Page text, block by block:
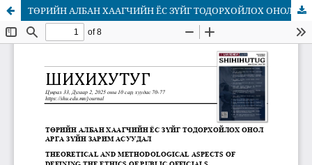
ТӨРИЙН АЛБАН ХААГЧИЙН ЁС ЗҮЙГ ТОДОРХОЙЛОХ ОНОЛ АРГА ЗҮЙН ЗАРИМ АСУУДАЛ